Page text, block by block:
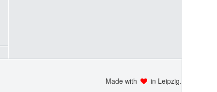
Made with
in Leipzig.